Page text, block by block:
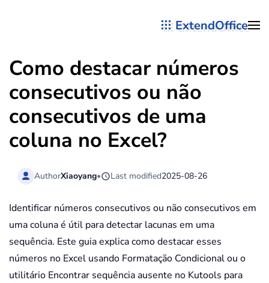
ExtendOffice
Como destacar números
consecutivos ou não
consecutivos de uma
coluna no Excel?
AuthorXiaoyang• Last modified2025-08-26
Identificar números consecutivos ou não consecutivos em
uma coluna é útil para detectar lacunas em uma
sequência. Este guia explica como destacar esses
números no Excel usando Formatação Condicional ou o
utilitário Encontrar sequência ausente no Kutools para